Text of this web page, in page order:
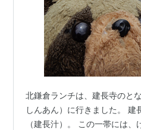
北鎌倉ランチは、建長寺のと
しんあん）に行きました。 建
（建長汁）。 この一帯には